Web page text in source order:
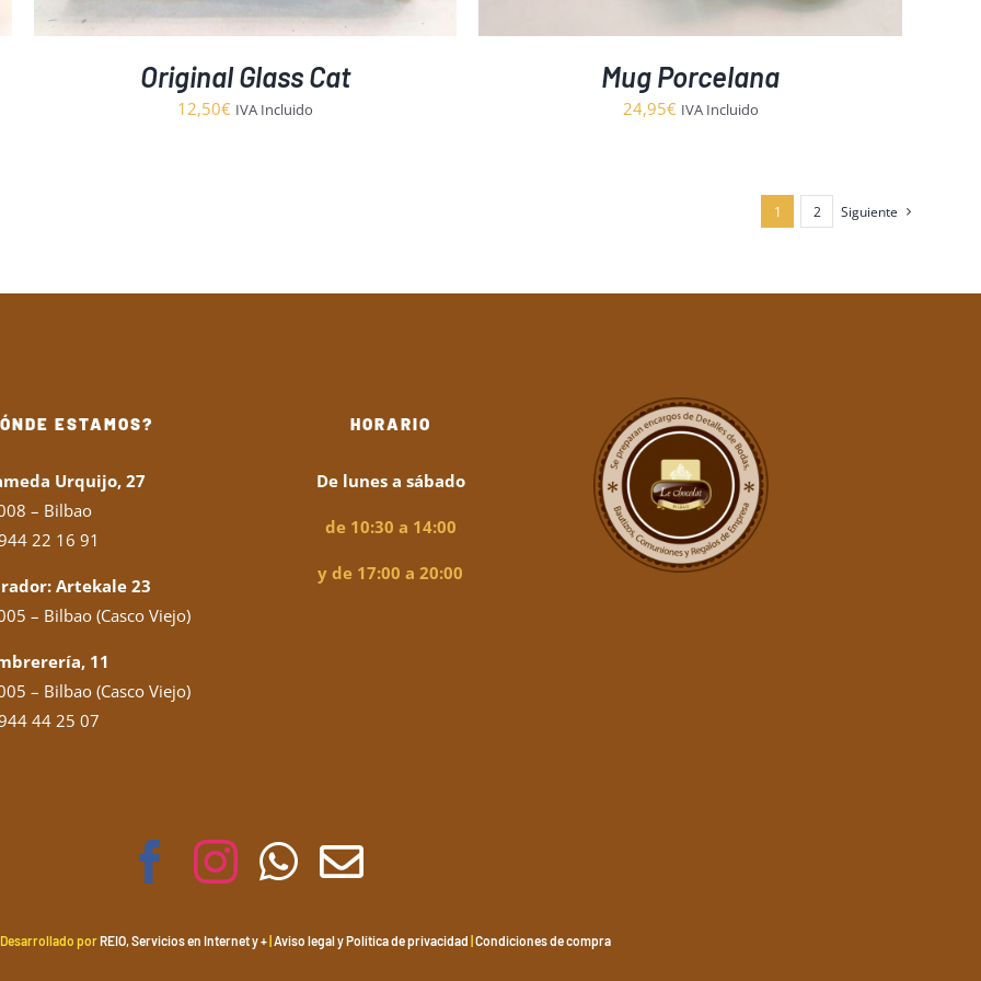
Original Glass Cat
12,50€ IVA Incluido
ELEGIR
LA
PÁGINA
DE
Mug Porcelana
24,95€ IVA Incluido
1 2 Siguiente
ESTAMOS?
Urquijo, 27
– Bilbao
22 16 91
Artekale 23
– Bilbao (Casco Viejo)
11
– Bilbao (Casco Viejo)
44 25 07
HORARIO
De lunes a sábado
de 10:30 a 14:00
y de 17:00 a 20:00
porREIO, Servicios en Internet y +| Aviso legal y Política de privacidad |Condiciones de compra